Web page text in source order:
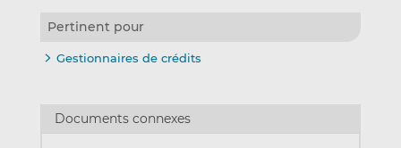
Pertinent pour
Gestionnaires de crédits
Documents connexes